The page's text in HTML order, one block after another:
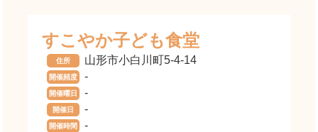
すこやか子ども食堂
住所 山形市小白川町5-4-14
開催頻度 -
開催曜日 -
開催日 -
開催時間 -